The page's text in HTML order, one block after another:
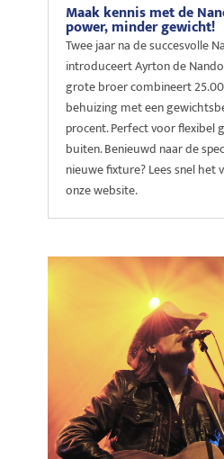
Maak kennis met de
power, minder gewicht!
Twee jaar na de succesvolle
introduceert Ayrton de
grote broer combineert
behuizing met een
procent. Perfect voor flexibel
buiten. Benieuwd naar de
nieuwe fixture? Lees snel het
onze website.